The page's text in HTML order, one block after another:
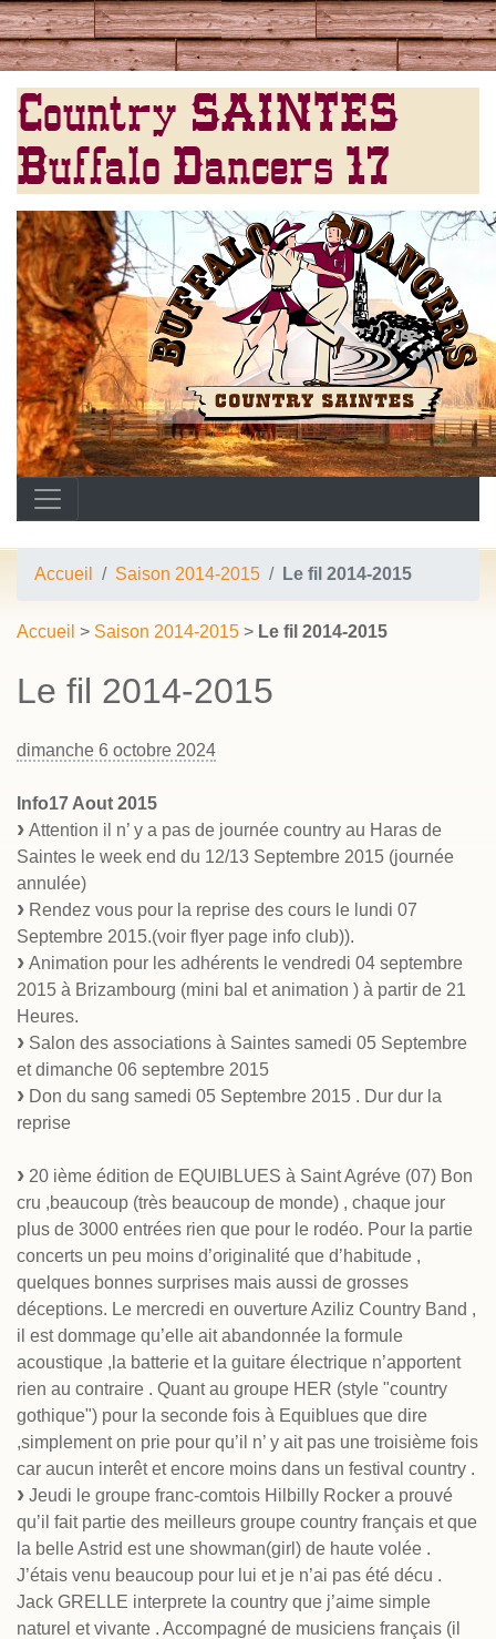
Country SAINTES
Buffalo Dancers 17
Accueil Saison 2014-2015 Le fil 2014-2015
Accueil > Saison 2014-2015 > Le fil 2014-2015
Le fil 2014-2015
dimanche 6 octobre 2024
Info17 Aout 2015
Attention il n’ y a pas de journée country au Haras de
Saintes le week end du 12/13 Septembre 2015 (journée
annulée)
Rendez vous pour la reprise des cours le lundi 07
Septembre 2015.(voir flyer page info club)).
Animation pour les adhérents le vendredi 04 septembre
2015 à Brizambourg (mini bal et animation ) à partir de 21
Heures.
Salon des associations à Saintes samedi 05 Septembre
et dimanche 06 septembre 2015
Don du sang samedi 05 Septembre 2015 . Dur dur la
reprise
20 ième édition de EQUIBLUES à Saint Agréve (07) Bon
cru ,beaucoup (très beaucoup de monde) , chaque jour
plus de 3000 entrées rien que pour le rodéo. Pour la partie
concerts un peu moins d’originalité que d’habitude ,
quelques bonnes surprises mais aussi de grosses
déceptions. Le mercredi en ouverture Aziliz Country Band ,
il est dommage qu’elle ait abandonnée la formule
acoustique ,la batterie et la guitare électrique n’apportent
rien au contraire . Quant au groupe HER (style "country
gothique") pour la seconde fois à Equiblues que dire
,simplement on prie pour qu’il n’ y ait pas une troisième fois
car aucun interêt et encore moins dans un festival country .
Jeudi le groupe franc-comtois Hilbilly Rocker a prouvé
qu’il fait partie des meilleurs groupe country français et que
la belle Astrid est une showman(girl) de haute volée .
J’étais venu beaucoup pour lui et je n’ai pas été décu .
Jack GRELLE interprete la country que j’aime simple
naturel et vivante . Accompagné de musiciens français (il